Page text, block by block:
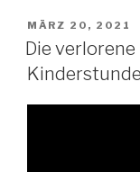
AM
MÄRZ 20, 2021
Die